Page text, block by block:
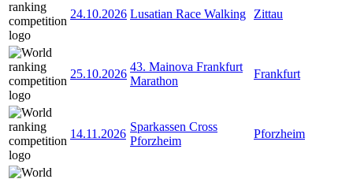
24.10.2026 Lusatian Race Walking Zittau
25.10.2026
43. Mainova Frankfurt
Marathon
Frankfurt
14.11.2026
Sparkassen Cross
Pforzheim
Pforzheim